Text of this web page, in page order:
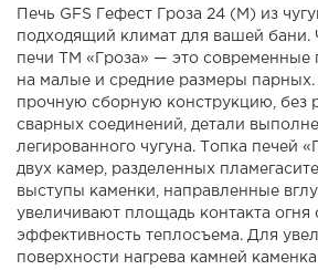
Печь GFS Гефест Гроза 24 (М) из
подходящий климат для вашей бани.
печи ТМ «Гроза» — это современные
на малые и средние размеры парных.
прочную сборную конструкцию, без
сварных соединений, детали
легированного чугуна. Топка печей
двух камер, разделенных
выступы каменки, направленные
увеличивают площадь контакта огня
эффективность теплосъема. Для
поверхности нагрева камней